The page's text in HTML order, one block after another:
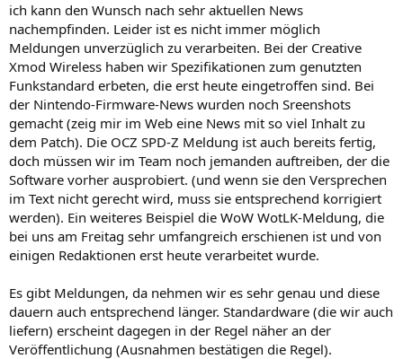
ich kann den Wunsch nach sehr aktuellen News
nachempfinden. Leider ist es nicht immer möglich
Meldungen unverzüglich zu verarbeiten. Bei der Creative
Xmod Wireless haben wir Spezifikationen zum genutzten
Funkstandard erbeten, die erst heute eingetroffen sind. Bei
der Nintendo-Firmware-News wurden noch Sreenshots
gemacht (zeig mir im Web eine News mit so viel Inhalt zu
dem Patch). Die OCZ SPD-Z Meldung ist auch bereits fertig,
doch müssen wir im Team noch jemanden auftreiben, der die
Software vorher ausprobiert. (und wenn sie den Versprechen
im Text nicht gerecht wird, muss sie entsprechend korrigiert
werden). Ein weiteres Beispiel die WoW WotLK-Meldung, die
bei uns am Freitag sehr umfangreich erschienen ist und von
einigen Redaktionen erst heute verarbeitet wurde.
Es gibt Meldungen, da nehmen wir es sehr genau und diese
dauern auch entsprechend länger. Standardware (die wir auch
liefern) erscheint dagegen in der Regel näher an der
Veröffentlichung (Ausnahmen bestätigen die Regel).